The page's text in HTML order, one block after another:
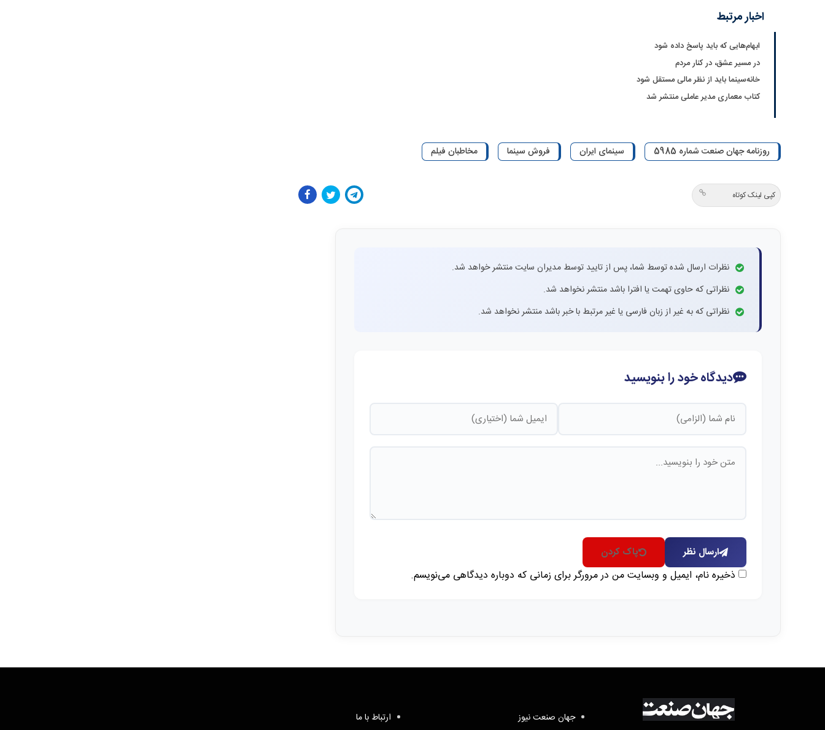
اخبار مرتبط
ابهام‌هایی که باید پاسخ داده شود
در مسیر عشق، در کنار مردم
خانه‌سینما باید از نظر مالی مستقل شود
کتاب معماری مدیر عاملی منتشر شد
روزنامه جهان صنعت شماره 5985 سینمای ایران فروش سینما مخاطبان فیلم
کپی لینک کوتاه
نظرات ارسال شده توسط شما، پس از تایید توسط مدیران سایت منتشر خواهد شد.
نظراتی که حاوی تهمت یا افترا باشد منتشر نخواهد شد.
نظراتی که به غیر از زبان فارسی یا غیر مرتبط با خبر باشد منتشر نخواهد شد.
دیدگاه خود را بنویسید
ارسال نظر پاک کردن
ذخیره نام، ایمیل و وبسایت من در مرورگر برای زمانی که دوباره دیدگاهی می‌نویسم.
جهان صنعت نیوز ارتباط با ما